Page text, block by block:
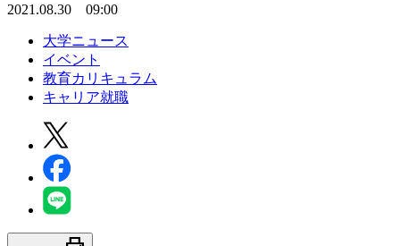
2021.08.30 09:00
大学ニュース
イベント
教育カリキュラム
キャリア就職